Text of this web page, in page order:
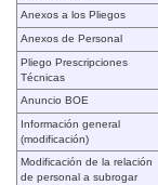
Anexos a los Pliegos
Anexos de Personal
Pliego Prescripciones
Técnicas
Anuncio BOE
Información general
(modificación)
Modificación de la relación
de personal a subrogar